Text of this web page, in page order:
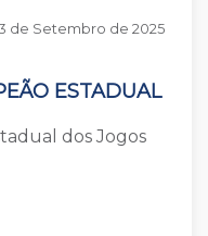
de Setembro de 2025
ESTADUAL
dos Jogos